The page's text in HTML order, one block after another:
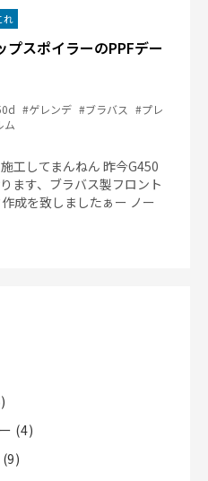
れ
プスポイラーのPPFデー
#ゲレンデ #ブラバス #プレ
ム
工してまんねん 昨今G450
ます、ブラバス製フロント
成を致しましたぁー ノー
(4)
(9)